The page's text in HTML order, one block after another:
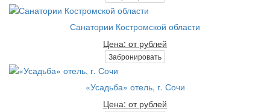
Санатории Костромской области
Цена: от рублей
Забронировать
«Усадьба» отель, г. Сочи
Цена: от рублей